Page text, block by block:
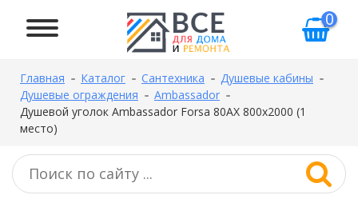
0
Главная Каталог Сантехника
Душевые кабины
Душевые ограждения
Ambassador
Душевой уголок Ambassador Forsa 80AX 800x2000 (1
место)